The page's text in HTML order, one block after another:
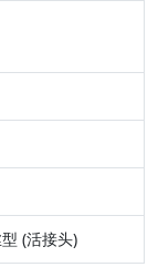
(活接头)